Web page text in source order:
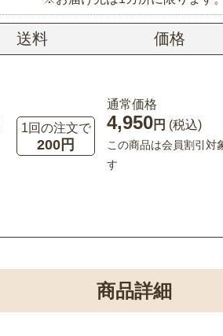
送料 価格
1回の注文で
200円
通常価格
4,950円 (税込)
この商品は会員割引対
す
商品詳細